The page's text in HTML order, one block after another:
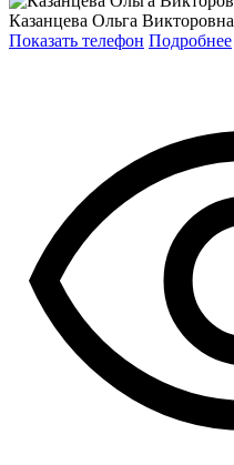
Казанцева Ольга Викторовна
Показать телефон Подробнее